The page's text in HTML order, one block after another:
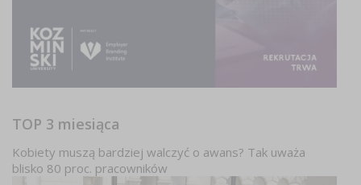
TOP 3 miesiąca
Kobiety muszą bardziej walczyć o awans? Tak uważa
blisko 80 proc. pracowników